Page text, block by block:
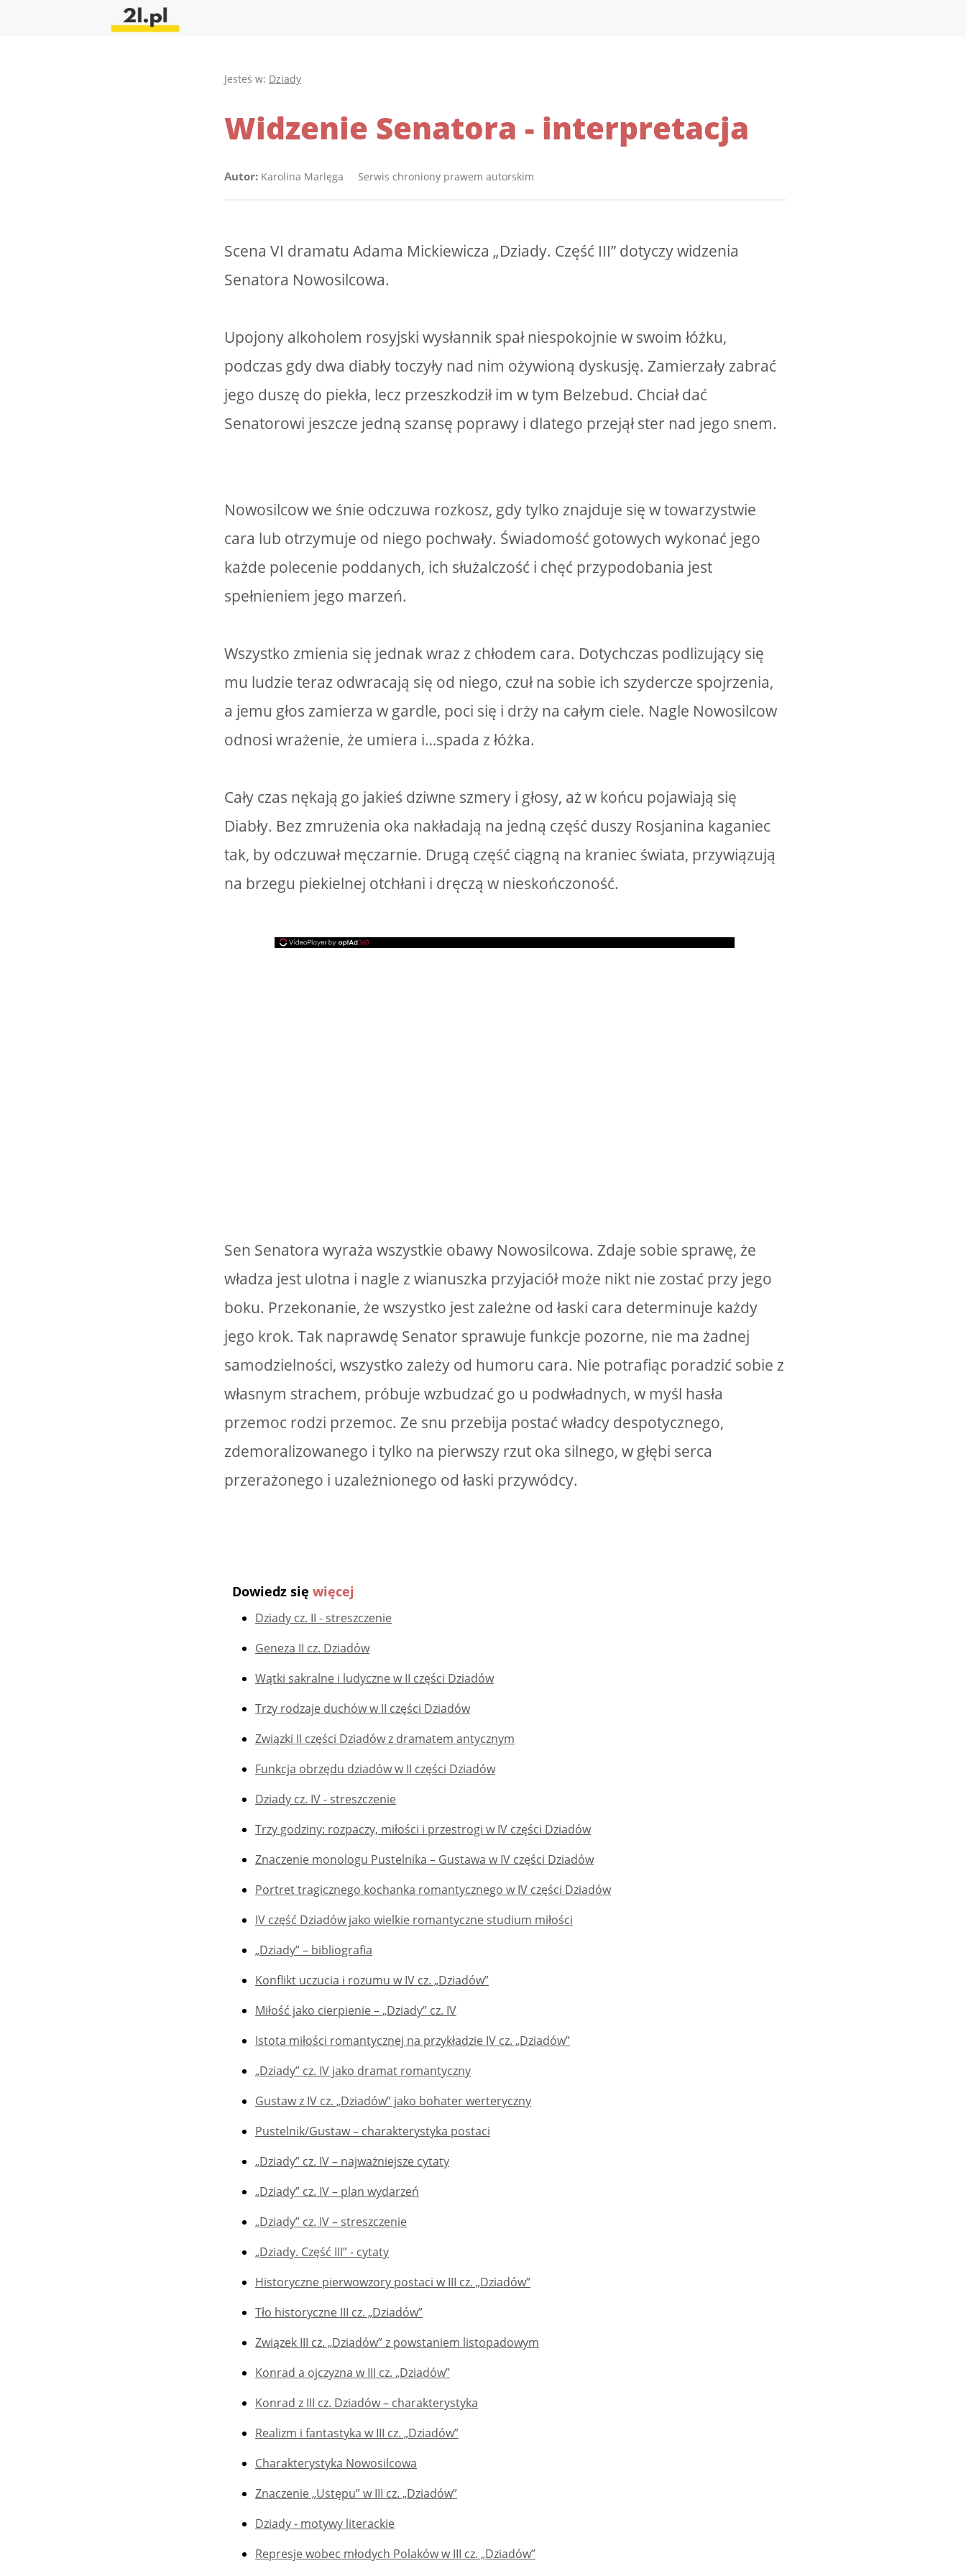
Jesteś w: Dziady
Widzenie Senatora - interpretacja
Autor: Karolina Marlęga Serwis chroniony prawem autorskim
Scena VI dramatu Adama Mickiewicza „Dziady. Część III” dotyczy widzenia
Senatora Nowosilcowa.
Upojony alkoholem rosyjski wysłannik spał niespokojnie w swoim łóżku,
podczas gdy dwa diabły toczyły nad nim ożywioną dyskusję. Zamierzały zabrać
jego duszę do piekła, lecz przeszkodził im w tym Belzebud. Chciał dać
Senatorowi jeszcze jedną szansę poprawy i dlatego przejął ster nad jego snem.
Nowosilcow we śnie odczuwa rozkosz, gdy tylko znajduje się w towarzystwie
cara lub otrzymuje od niego pochwały. Świadomość gotowych wykonać jego
każde polecenie poddanych, ich służalczość i chęć przypodobania jest
spełnieniem jego marzeń.
Wszystko zmienia się jednak wraz z chłodem cara. Dotychczas podlizujący się
mu ludzie teraz odwracają się od niego, czuł na sobie ich szydercze spojrzenia,
a jemu głos zamierza w gardle, poci się i drży na całym ciele. Nagle Nowosilcow
odnosi wrażenie, że umiera i…spada z łóżka.
Cały czas nękają go jakieś dziwne szmery i głosy, aż w końcu pojawiają się
Diabły. Bez zmrużenia oka nakładają na jedną część duszy Rosjanina kaganiec
tak, by odczuwał męczarnie. Drugą część ciągną na kraniec świata, przywiązują
na brzegu piekielnej otchłani i dręczą w nieskończoność.
Sen Senatora wyraża wszystkie obawy Nowosilcowa. Zdaje sobie sprawę, że
władza jest ulotna i nagle z wianuszka przyjaciół może nikt nie zostać przy jego
boku. Przekonanie, że wszystko jest zależne od łaski cara determinuje każdy
jego krok. Tak naprawdę Senator sprawuje funkcje pozorne, nie ma żadnej
samodzielności, wszystko zależy od humoru cara. Nie potrafiąc poradzić sobie z
własnym strachem, próbuje wzbudzać go u podwładnych, w myśl hasła
przemoc rodzi przemoc. Ze snu przebija postać władcy despotycznego,
zdemoralizowanego i tylko na pierwszy rzut oka silnego, w głębi serca
przerażonego i uzależnionego od łaski przywódcy.
Dowiedz się więcej
Dziady cz. II - streszczenie
Geneza II cz. Dziadów
Wątki sakralne i ludyczne w II części Dziadów
Trzy rodzaje duchów w II części Dziadów
Związki II części Dziadów z dramatem antycznym
Funkcja obrzędu dziadów w II części Dziadów
Dziady cz. IV - streszczenie
Trzy godziny: rozpaczy, miłości i przestrogi w IV części Dziadów
Znaczenie monologu Pustelnika – Gustawa w IV części Dziadów
Portret tragicznego kochanka romantycznego w IV części Dziadów
IV część Dziadów jako wielkie romantyczne studium miłości
„Dziady” – bibliografia
Konflikt uczucia i rozumu w IV cz. „Dziadów”
Miłość jako cierpienie – „Dziady” cz. IV
Istota miłości romantycznej na przykładzie IV cz. „Dziadów”
„Dziady” cz. IV jako dramat romantyczny
Gustaw z IV cz. „Dziadów” jako bohater werteryczny
Pustelnik/Gustaw – charakterystyka postaci
„Dziady” cz. IV – najważniejsze cytaty
„Dziady” cz. IV – plan wydarzeń
„Dziady” cz. IV – streszczenie
„Dziady. Część III” - cytaty
Historyczne pierwowzory postaci w III cz. „Dziadów”
Tło historyczne III cz. „Dziadów”
Związek III cz. „Dziadów” z powstaniem listopadowym
Konrad a ojczyzna w III cz. „Dziadów”
Konrad z III cz. Dziadów – charakterystyka
Realizm i fantastyka w III cz. „Dziadów”
Charakterystyka Nowosilcowa
Znaczenie „Ustępu” w III cz. „Dziadów”
Dziady - motywy literackie
Represje wobec młodych Polaków w III cz. „Dziadów”